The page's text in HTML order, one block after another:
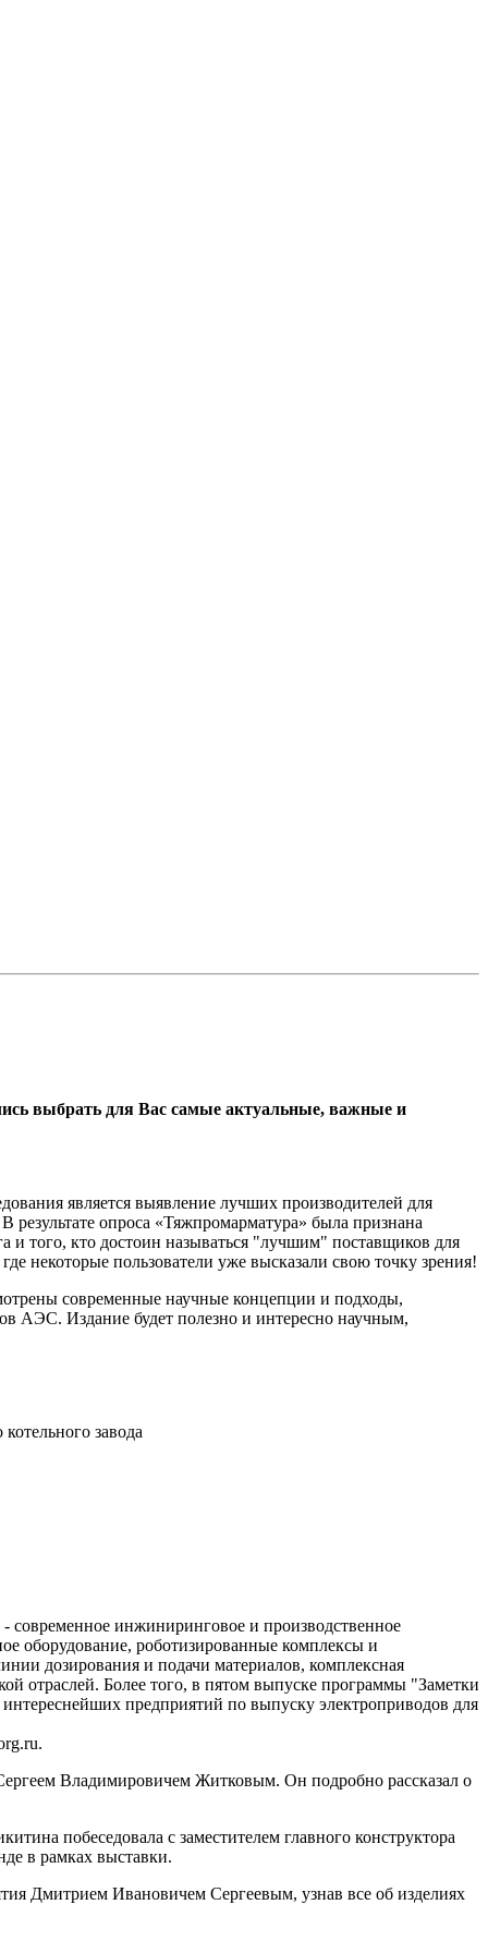
выбрать для Вас самые актуальные, важные и
является выявление лучших производителей для
опроса «Тяжпромарматура» была признана
и того, кто достоин называться "лучшим" поставщиков для
некоторые пользователи уже высказали свою точку зрения!
современные научные концепции и подходы,
АЭС. Издание будет полезно и интересно научным,
завода
- современное инжиниринговое и производственное
оборудование, роботизированные комплексы и
дозирования и подачи материалов, комплексная
отраслей. Более того, в пятом выпуске программы "Заметки
предприятий по выпуску электроприводов для
Владимировичем Житковым. Он подробно рассказал о
побеседовала с заместителем главного конструктора
в рамках выставки.
Дмитрием Ивановичем Сергеевым, узнав все об изделиях